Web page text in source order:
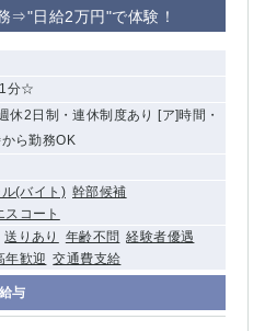
⇒"日給2万円"で体験！
1分☆
休2日制・連休制度あり [ア]時間・
ら勤務OK
(バイト) 幹部候補
スコート
送りあり 年齢不問 経験者優遇
年歓迎 交通費支給
給与
溝の口
新横浜
浜・桜木町
武蔵新城
ヶ崎
たまプラーザ
模原